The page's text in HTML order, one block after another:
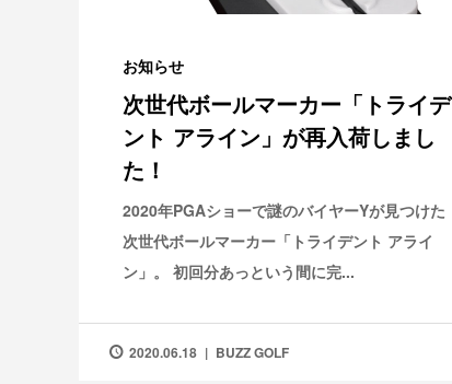
お知らせ
次世代ボールマーカー「トライデ
ント アライン」が再入荷しまし
た！
2020年PGAショーで謎のバイヤーYが見つけた
次世代ボールマーカー「トライデント アライ
ン」。 初回分あっという間に完...
2020.06.18 BUZZ GOLF